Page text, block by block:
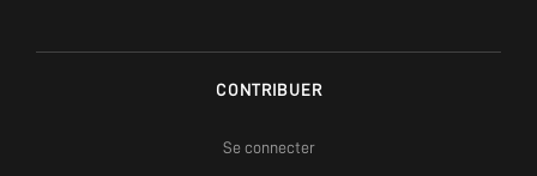
CONTRIBUER
Se connecter